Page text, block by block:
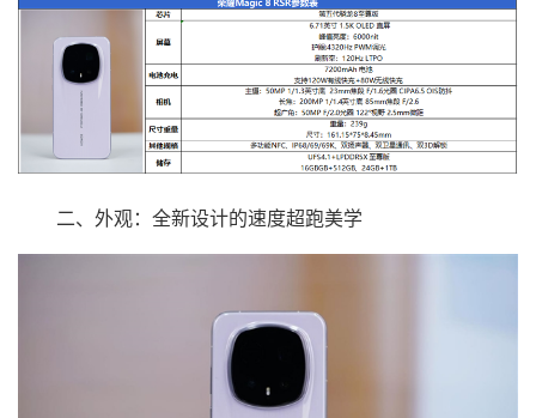
二、外观：全新设计的速度超跑美学